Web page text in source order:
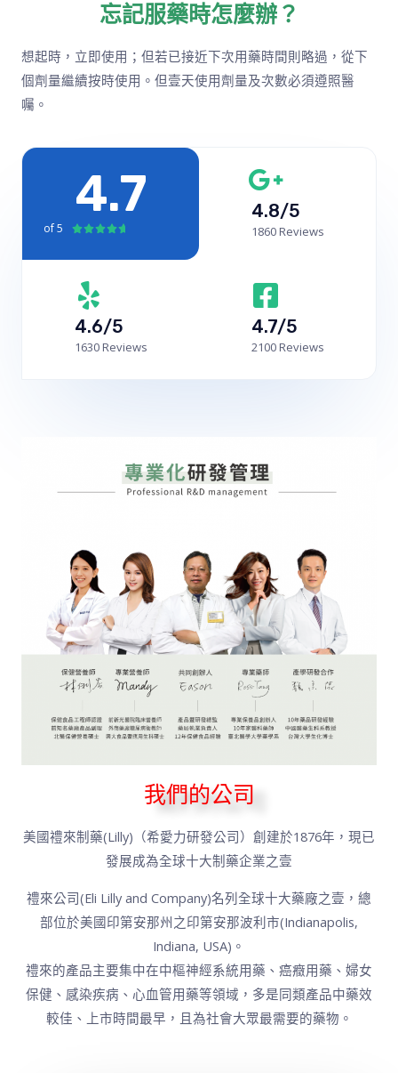
忘記服藥時怎麼辦？
想起時，立即使用；但若已接近下次用藥時間則略過，從下
個劑量繼續按時使用。但壹天使用劑量及次數必須遵照醫
囑。
4.7
of 5 
4.8/5
1860 Reviews
4.6/5
1630 Reviews
4.7/5
2100 Reviews
我們的公司
美國禮來制藥(Lilly)（希愛力研發公司）創建於1876年，現已
發展成為全球十大制藥企業之壹
禮來公司(Eli Lilly and Company)名列全球十大藥廠之壹，總
部位於美國印第安那州之印第安那波利市(Indianapolis,
Indiana, USA)。
禮來的產品主要集中在中樞神經系統用藥、癌癥用藥、婦女
保健、感染疾病、心血管用藥等領域，多是同類產品中藥效
較佳、上市時間最早，且為社會大眾最需要的藥物。